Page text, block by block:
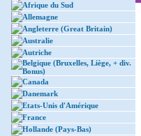
Afrique du Sud
Allemagne
Angleterre (Great Britain)
Australie
Autriche
Belgique (Bruxelles, Liège, + div.
Bonus)
Canada
Danemark
Etats-Unis d'Amérique
France
Hollande (Pays-Bas)